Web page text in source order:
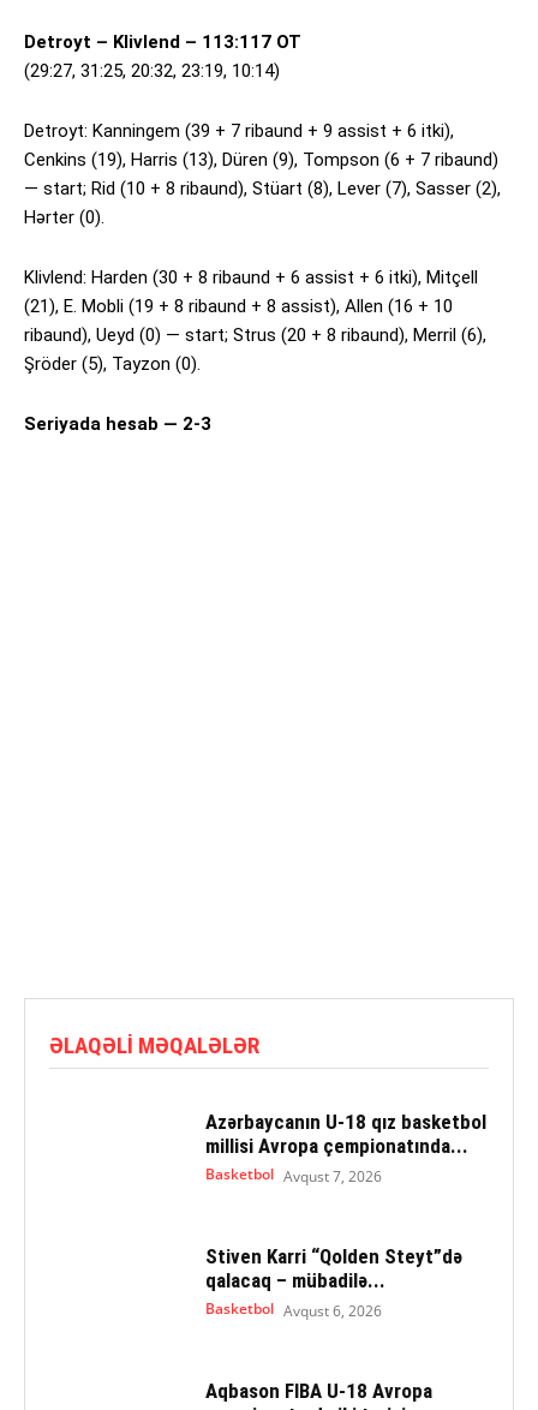
Detroyt – Klivlend – 113:117 OT
(29:27, 31:25, 20:32, 23:19, 10:14)
Detroyt: Kanningem (39 + 7 ribaund + 9 assist + 6 itki),
Cenkins (19), Harris (13), Düren (9), Tompson (6 + 7 ribaund)
— start; Rid (10 + 8 ribaund), Stüart (8), Lever (7), Sasser (2),
Hərter (0).
Klivlend: Harden (30 + 8 ribaund + 6 assist + 6 itki), Mitçell
(21), E. Mobli (19 + 8 ribaund + 8 assist), Allen (16 + 10
ribaund), Ueyd (0) — start; Strus (20 + 8 ribaund), Merril (6),
Şröder (5), Tayzon (0).
Seriyada hesab — 2-3
ƏLAQƏLI MƏQALƏLƏR
Azərbaycanın U-18 qız basketbol
millisi Avropa çempionatında...
Basketbol Avqust 7, 2026
Stiven Karri “Qolden Steyt”də
qalacaq – mübadilə...
Basketbol Avqust 6, 2026
Aqbason FIBA U-18 Avropa